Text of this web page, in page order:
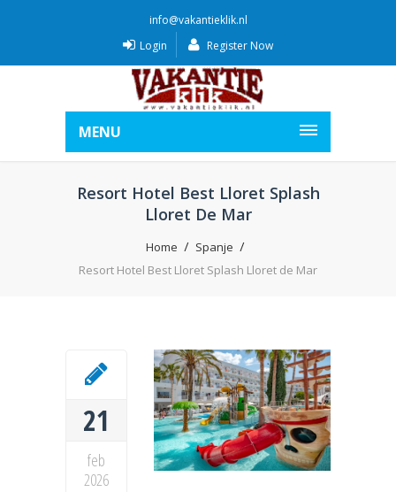
info@vakantieklik.nl
Login
Register Now
MENU
Resort Hotel Best Lloret Splash
Lloret De Mar
Home
Spanje
Resort Hotel Best Lloret Splash Lloret de Mar
21
feb
2026